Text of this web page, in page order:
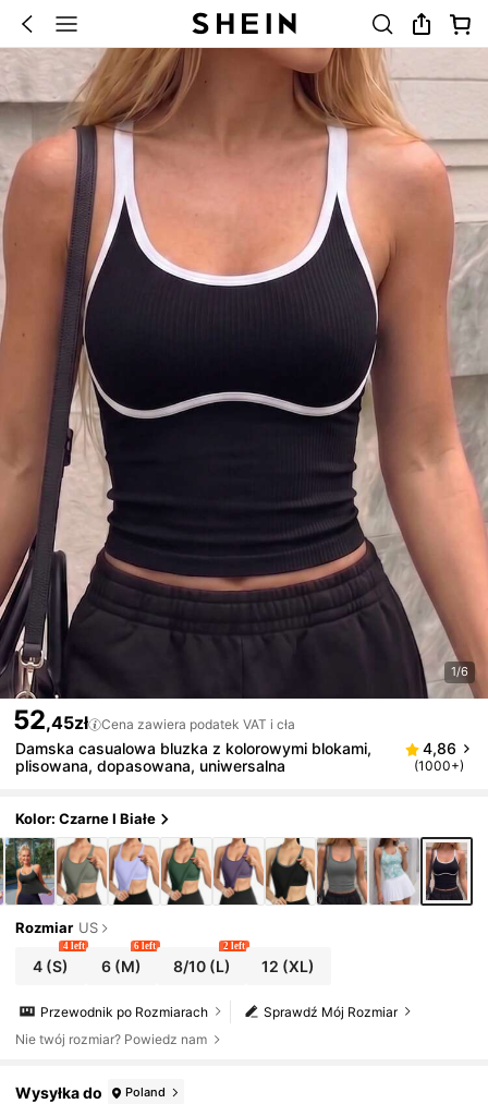
1/6
52,45zł Cena zawiera podatek VAT i cła
Damska casualowa bluzka z kolorowymi blokami,
plisowana, dopasowana, uniwersalna
4,86
(1000+)
Kolor: Czarne I Białe
Rozmiar US
4 (S)
4 left
6 (M)
6 left
8/10(L)
2 left
12 (XL)
Sprawdź Mój Rozmiar
Przewodnik po Rozmiarach
Nie twój rozmiar? Powiedz nam
Wysyłka do Poland